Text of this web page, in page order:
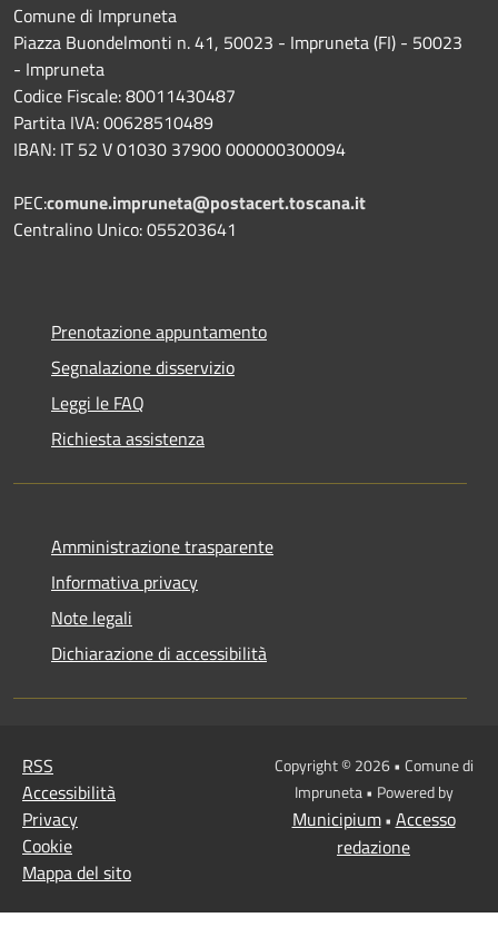
Comune di Impruneta
Piazza Buondelmonti n. 41, 50023 - Impruneta (FI) - 50023
- Impruneta
Codice Fiscale: 80011430487
Partita IVA: 00628510489
IBAN: IT 52 V 01030 37900 000000300094
PEC:comune.impruneta@postacert.toscana.it
Centralino Unico: 055203641
Prenotazione appuntamento
Segnalazione disservizio
Leggi le FAQ
Richiesta assistenza
Amministrazione trasparente
Informativa privacy
Note legali
Dichiarazione di accessibilità
RSS
Accessibilità
Privacy
Cookie
Mappa del sito
Copyright © 2026 • Comune di
Impruneta • Powered by
Municipium• Accesso
redazione